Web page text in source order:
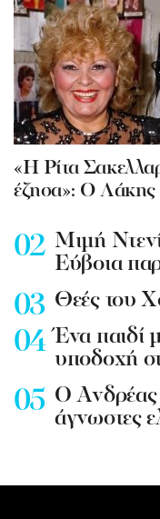
«Η Ρίτα
έζησα»: Ο Λάκης
Mιμή
Εύβοια
Θεές του
Ένα παιδί
υποδοχή
Ο
άγνωστες